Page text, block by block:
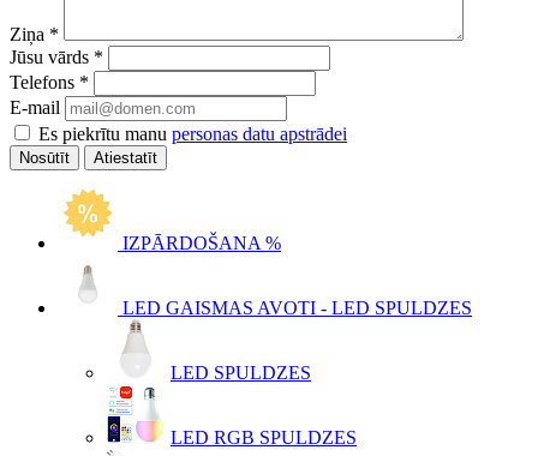
Ziņa *
Jūsu vārds *
Telefons *
E-mail
Es piekrītu manu personas datu apstrādei
Atiestatīt
IZPĀRDOŠANA %
LED GAISMAS AVOTI - LED SPULDZES
LED SPULDZES
LED RGB SPULDZES